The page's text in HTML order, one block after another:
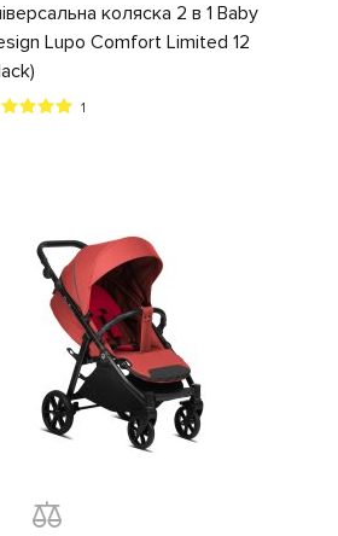
коляска 2 в 1 Baby
Lupo Comfort Limited 12
1